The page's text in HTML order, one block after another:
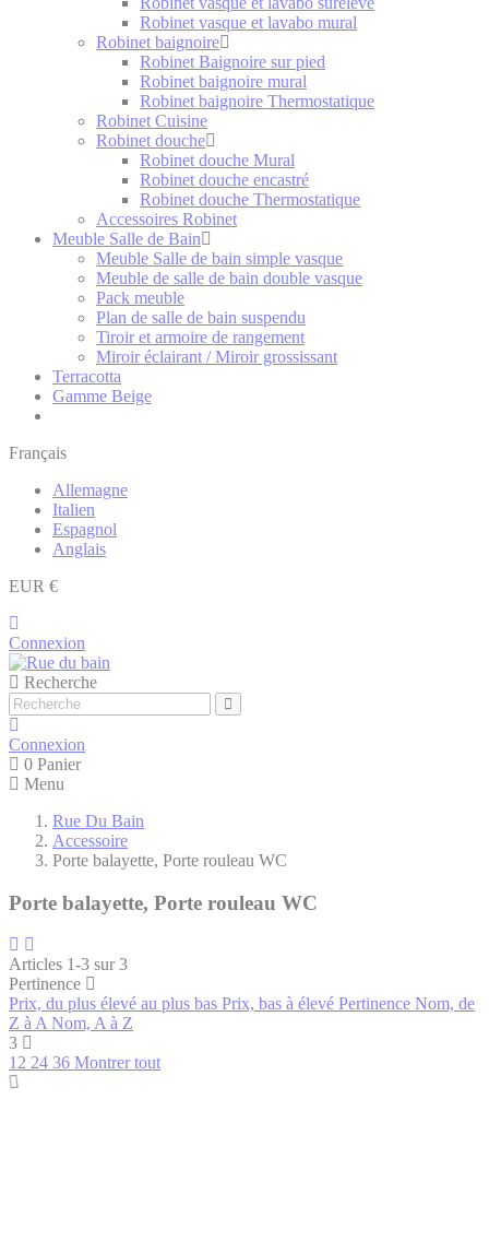
Robinet vasque et lavabo mural
Robinet baignoire
Robinet Baignoire sur pied
Robinet baignoire mural
Robinet baignoire Thermostatique
Robinet Cuisine
Robinet douche
Robinet douche Mural
Robinet douche encastré
Robinet douche Thermostatique
Accessoires Robinet
Meuble Salle de Bain
Meuble Salle de bain simple vasque
Meuble de salle de bain double vasque
Pack meuble
Plan de salle de bain suspendu
Tiroir et armoire de rangement
Miroir éclairant / Miroir grossissant
Terracotta
Gamme Beige
Français
Allemagne
Italien
Espagnol
Anglais
EUR €
Connexion
Recherche
Connexion
0 Panier
Menu
Rue Du Bain
Accessoire
Porte balayette, Porte rouleau WC
Porte balayette, Porte rouleau WC
Articles 1-3 sur 3
Pertinence
Prix, du plus élevé au plus bas Prix, bas à élevé Pertinence Nom, de
Z à ANom, A à Z
3
12 24 36 Montrer tout